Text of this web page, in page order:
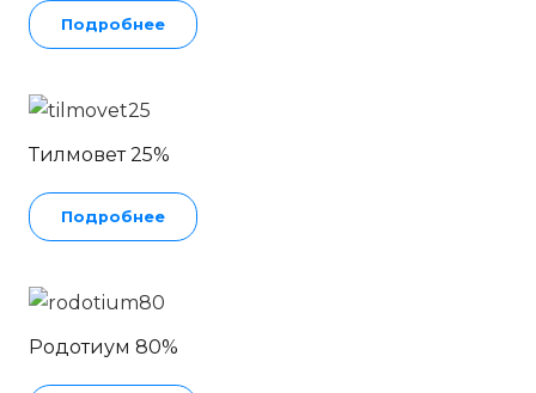
Подробнее
Тилмовет 25%
Подробнее
Родотиум 80%